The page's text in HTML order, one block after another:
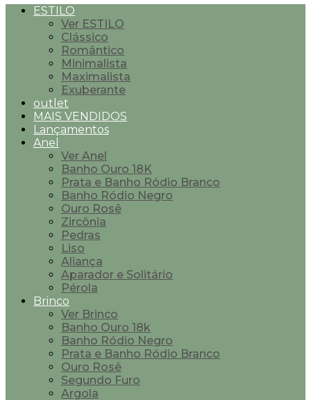
ESTILO
Ver ESTILO
Clássico
Romântico
Minimalista
Maximalista
Exuberante
outlet
MAIS VENDIDOS
Lançamentos
Anel
Ver Anel
Banho Ouro 18K
Prata e Banho Ródio Branco
Banho Ródio Negro
Ouro Rosê
Zircônia
Pedras
Liso
Aliança
Aparador e Solitário
Pérola
Brinco
Ver Brinco
Banho Ouro 18k
Banho Ródio Negro
Prata e Banho Ródio Branco
Ouro Rosê
Segundo Furo
Argola